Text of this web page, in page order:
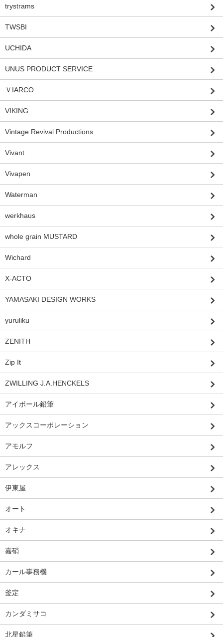
trystrams
TWSBI
UCHIDA
UNUS PRODUCT SERVICE
ＶIARCO
VIKING
Vintage Revival Productions
Vivant
Vivapen
Waterman
werkhaus
whole grain MUSTARD
Wichard
X-ACTO
YAMASAKI DESIGN WORKS
yuruliku
ZENITH
Zip It
ZWILLING J.A.HENCKELS
アイボール鉛筆
アックスコーポレーション
アモルフ
アレックス
伊東屋
オート
オキナ
嘉硝
カール事務機
釜定
カンダミサコ
北星鉛筆